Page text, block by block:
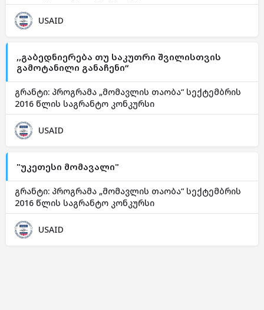
USAID
,,გაბედნიერება თუ საკუთრი შვილისთვის
გამოტანილი განაჩენი“
გრანტი: პროგრამა „მომავლის თაობა“ სექტემბრის
2016 წლის საგრანტო კონკურსი
USAID
"უკეთესი მომავალი"
გრანტი: პროგრამა „მომავლის თაობა“ სექტემბრის
2016 წლის საგრანტო კონკურსი
USAID